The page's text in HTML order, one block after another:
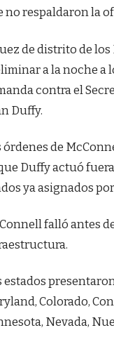
no respaldaron la
de distrito de los
a la noche a
contra el
Duffy.
órdenes de
Duffy actuó
ya asignados
falló antes
estados
Colorado,
Nevada,